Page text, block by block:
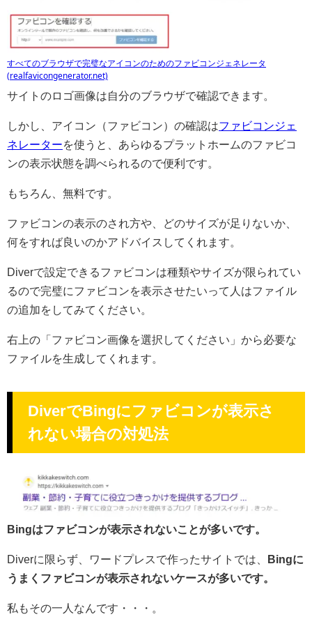
すべてのブラウザで完璧なアイコンのためのファビコンジェネレータ
(realfavicongenerator.net)
サイトのロゴ画像は自分のブラウザで確認できます。
しかし、アイコン（ファビコン）の確認はファビコンジェ
ネレーターを使うと、あらゆるプラットホームのファビコ
ンの表示状態を調べられるので便利です。
もちろん、無料です。
ファビコンの表示のされ方や、どのサイズが足りないか、
何をすれば良いのかアドバイスしてくれます。
Diverで設定できるファビコンは種類やサイズが限られてい
るので完璧にファビコンを表示させたいって人はファイル
の追加をしてみてください。
右上の「ファビコン画像を選択してください」から必要な
ファイルを生成してくれます。
DiverでBingにファビコンが表示さ
れない場合の対処法
Bingはファビコンが表示されないことが多いです。
Diverに限らず、ワードプレスで作ったサイトでは、
Bingに
うまくファビコンが表示されないケースが多いです。
私もその一人なんです・・・。